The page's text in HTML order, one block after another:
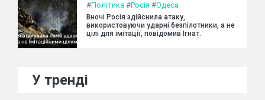
#Політика #Росія #Одеса
Вночі Росія здійснила атаку,
використовуючи ударні безпілотники, а не
цілі для імітації, повідомив Ігнат.
У тренді